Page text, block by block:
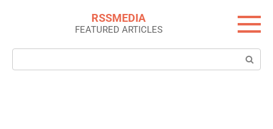
RSSMEDIA
FEATURED ARTICLES
Search: